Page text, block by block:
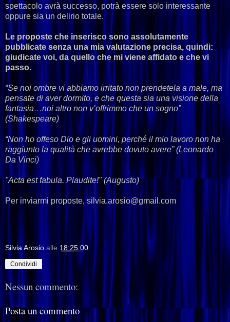
spettacolo avrà successo, potrà essere solo interessante
oppure sia un delirio totale.
Le proposte che inserisco sono assolutamente
pubblicate senza una mia valutazione precisa, quindi:
giudicate voi, da quello che mi viene affidato e che vi
passo.
“Se noi ombre vi abbiamo irritato non prendetela a male, ma
pensate di aver dormito, e che questa sia una visione della
fantasia…noi altro non v’offrimmo che un sogno”
(Shakespeare)
“Non ho offeso Dio e gli uomini, perché il mio lavoro non ha
raggiunto la qualità che avrebbe dovuto avere” (Leonardo
Da Vinci)
"Acta est fabula. Plaudite!" (Augusto)
Per inviarmi proposte, silvia.arosio@gmail.com
Silvia Arosio alle 18:25:00
Condividi
Nessun commento:
Posta un commento